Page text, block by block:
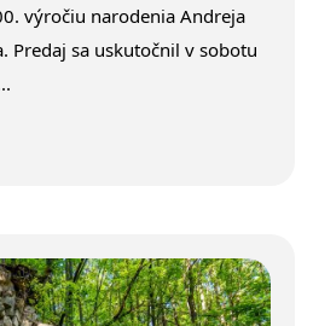
výročiu narodenia Andreja
Predaj sa uskutočnil v sobotu